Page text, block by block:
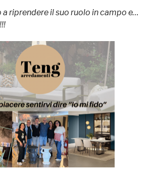
a riprendere il suo ruolo in campo e…